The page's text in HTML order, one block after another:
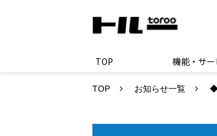
TOP 機能・サ
TOP お知らせ一覧 ◆